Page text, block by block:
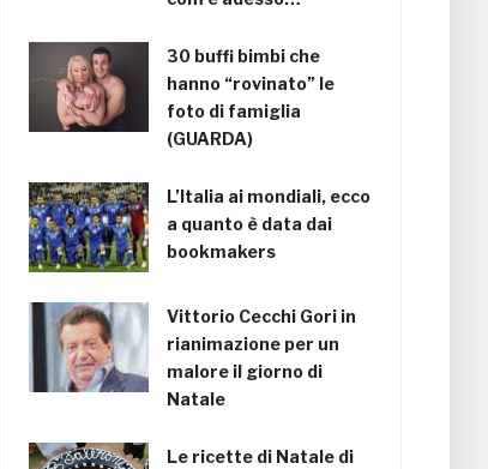
30 buffi bimbi che
hanno “rovinato” le
foto di famiglia
(GUARDA)
L’Italia ai mondiali, ecco
a quanto è data dai
bookmakers
Vittorio Cecchi Gori in
rianimazione per un
malore il giorno di
Natale
Le ricette di Natale di